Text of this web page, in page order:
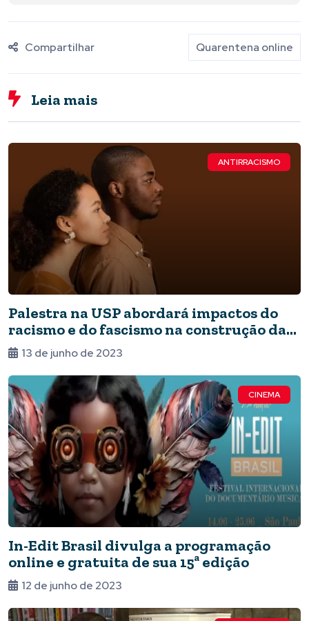
Compartilhar Quarentena online
Leia mais
ANTIRRACISMO
Palestra na USP abordará impactos do
racismo e do fascismo na construção da
memória
13 de junho de 2023
CINEMA
In-Edit Brasil divulga a programação
online e gratuita de sua 15ª edição
12 de junho de 2023